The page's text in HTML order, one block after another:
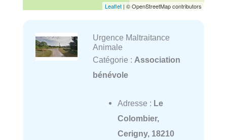
Leaflet | © OpenStreetMap contributors
Urgence Maltraitance
Animale
Catégorie : Association
bénévole
Adresse : Le
Colombier,
Cerigny, 18210